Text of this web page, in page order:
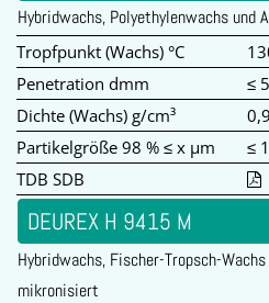
Hybridwachs, Polyethylenwachs und
Tropfpunkt (Wachs) °C
Penetration dmm
≤ 5
Dichte (Wachs) g/cm³
Partikelgröße 98 % ≤ x µm
≤
TDB SDB
DEUREX H 9415 M
Hybridwachs, Fischer-Tropsch-
mikronisiert